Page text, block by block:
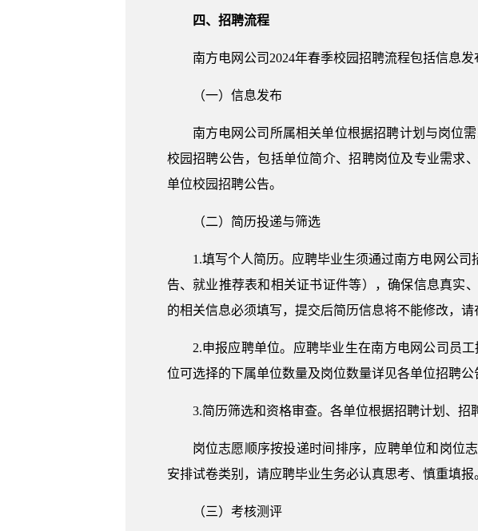
四、招聘流程
南方电网公司2024年春季校园招聘流程包括信息
（一）信息发布
南方电网公司所属相关单位根据招聘计划与岗位
校园招聘公告，包括单位简介、招聘岗位及专业需求
单位校园招聘公告。
（二）简历投递与筛选
1.填写个人简历。应聘毕业生须通过南方电网公
告、就业推荐表和相关证书证件等），确保信息真实
的相关信息必须填写，提交后简历信息将不能修改，请
2.申报应聘单位。应聘毕业生在南方电网公司员
位可选择的下属单位数量及岗位数量详见各单位招聘公
3.简历筛选和资格审查。各单位根据招聘计划、招
岗位志愿顺序按投递时间排序，应聘单位和岗位
安排试卷类别，请应聘毕业生务必认真思考、慎重填报
（三）考核测评